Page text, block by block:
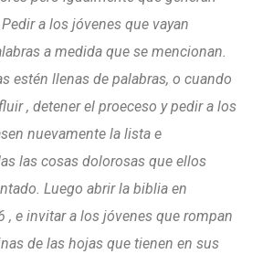
a los jóvenes que vayan
a medida que se mencionan.
estén llenas de palabras, o cuando
, detener el proeceso y pedir a los
nuevamente la lista e
las cosas dolorosas que ellos
Luego abrir la biblia en
, e invitar a los jóvenes que rompan
de las hojas que tienen en sus